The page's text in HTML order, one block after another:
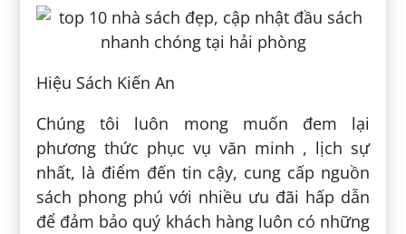
Hiệu Sách Kiến An
Chúng tôi luôn mong muốn đem lại
phương thức phục vụ văn minh , lịch sự
nhất, là điểm đến tin cậy, cung cấp nguồn
sách phong phú với nhiều ưu đãi hấp dẫn
để đảm bảo quý khách hàng luôn có những